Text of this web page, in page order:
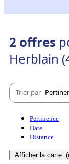
2 offres
Herblain
Trier par
Pertinence
Date
Distance
Afficher la carte